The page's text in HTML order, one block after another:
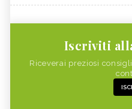
Iscriviti
Riceverai preziosi